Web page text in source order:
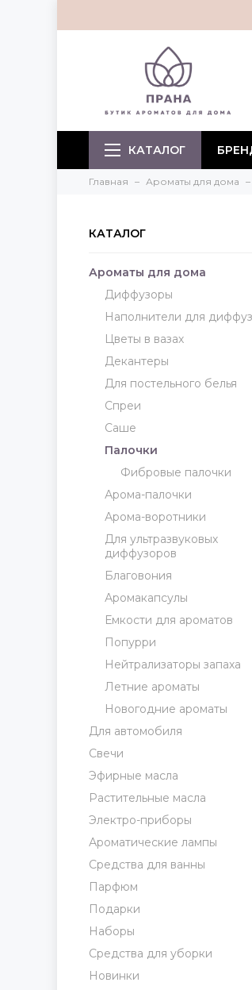
КАТАЛОГ
Главная Ароматы для дома
КАТАЛОГ
Ароматы для дома
Диффузоры
Наполнители для
Цветы в вазах
Декантеры
Для постельного белья
Спреи
Саше
Палочки
Фибровые палочки
Арома-палочки
Арома-воротники
Для ультразвуковых
диффузоров
Благовония
Аромакапсулы
Емкости для ароматов
Попурри
Нейтрализаторы запаха
Летние ароматы
Новогодние ароматы
Для автомобиля
Свечи
Эфирные масла
Растительные масла
Электро-приборы
Ароматические лампы
Средства для ванны
Парфюм
Подарки
Наборы
Средства для уборки
Новинки